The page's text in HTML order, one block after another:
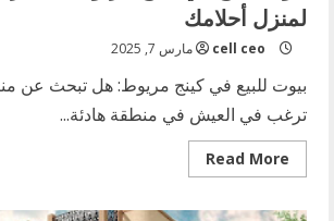
لمنزل أحلامك
cell ceo مارس 7, 2025
بيوت للبيع في كينج مريوط: هل تبحث عن
ترغب في العيش في منطقة هادئة...
Read More
Read
more